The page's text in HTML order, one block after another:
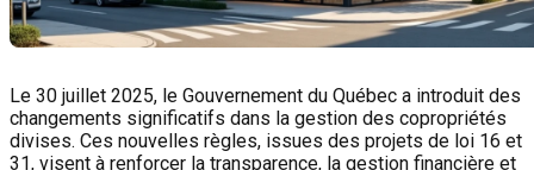
Le 30 juillet 2025, le Gouvernement du Québec a introduit des
changements significatifs dans la gestion des copropriétés
divises. Ces nouvelles règles, issues des projets de loi 16 et
31, visent à renforcer la transparence, la gestion financière et